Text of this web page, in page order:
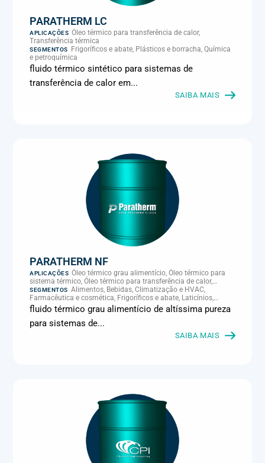
PARATHERM LC
APLICAÇÕES Óleo térmico para transferência de calor,
Transferência térmica
SEGMENTOS
Frigoríficos e abate, Plásticos e borracha, Química
e petroquímica
fluido térmico sintético para sistemas de
transferência de calor em...
SAIBA MAIS
PARATHERM NF
APLICAÇÕES Óleo térmico grau alimentício, Óleo térmico para
sistema térmico, Óleo térmico para transferência de calor,
Transferência térmica
SEGMENTOS Alimentos, Bebidas, Climatização e HVAC,
Farmacêutica e cosmética, Frigoríficos e abate, Laticínios,
Panificação, Supermercados e refrigeração comercial
fluido térmico grau alimentício de altíssima pureza
para sistemas de...
SAIBA MAIS